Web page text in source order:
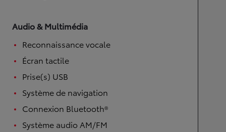
Audio & Multimédia
Reconnaissance vocale
Écran tactile
Prise(s) USB
Système de navigation
Connexion Bluetooth®
Système audio AM/FM